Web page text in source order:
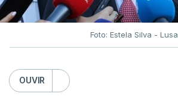
Foto: Estela Silva - Lusa
OUVIR